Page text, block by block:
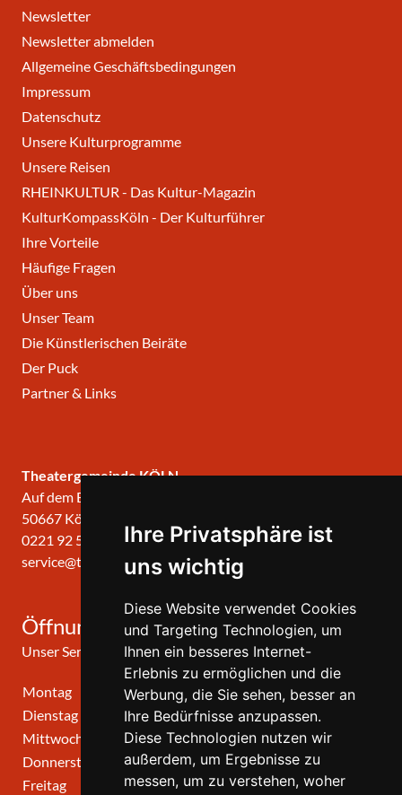
Ihre Privatsphäre ist
uns wichtig
Diese Website verwendet Cookies
und Targeting Technologien, um
Ihnen ein besseres Internet-
Erlebnis zu ermöglichen und die
Werbung, die Sie sehen, besser an
Ihre Bedürfnisse anzupassen.
Diese Technologien nutzen wir
außerdem, um Ergebnisse zu
messen, um zu verstehen, woher
Newsletter
Newsletter abmelden
Allgemeine Geschäftsbedingungen
Impressum
Datenschutz
Unsere Kulturprogramme
Unsere Reisen
RHEINKULTUR - Das Kultur-Magazin
KulturKompassKöln - Der Kulturführer
Ihre Vorteile
Häufige Fragen
Über uns
Unser Team
Die Künstlerischen Beiräte
Der Puck
Partner & Links
Theatergemeinde KÖLN
Auf dem Berlich 34
50667 Köln
0221 92 57 420
service@theatergemeinde-koeln.de
Öffnungszeiten
Unser Service-Center ist zu folgenden Zeiten geöffnet
Montag
10:00 Uhr - 12:00 Uhr
Dienstag
10:00 Uhr - 12:00 Uhr
Mittwoch
10:00 Uhr - 12:00 Uhr
Donnerstag
10:00 Uhr - 12:00 Uhr
Freitag
geschlossen